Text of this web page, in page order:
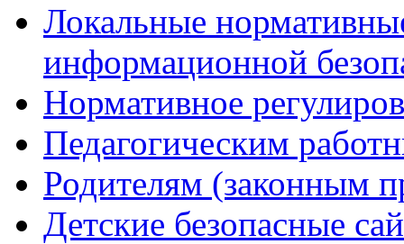
Локальные
информационной
Нормативное
Педагогическим
Родителям (законным
Детские безопасные